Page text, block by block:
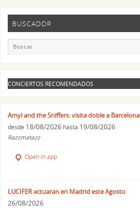
BUSCADOR
CONCIERTOS RECOMENDADOS
Amyl and the Sniffers: visita doble a
desde 18/08/2026 hasta 19/08/2026
Razzmatazz
Open in app
LUCIFER actuaran en Madrid este Agosto
26/08/2026